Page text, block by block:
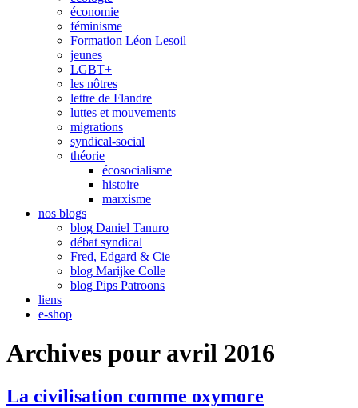
économie
féminisme
Formation Léon Lesoil
jeunes
LGBT+
les nôtres
lettre de Flandre
luttes et mouvements
migrations
syndical-social
théorie
écosocialisme
histoire
marxisme
nos blogs
blog Daniel Tanuro
débat syndical
Fred, Edgard & Cie
blog Marijke Colle
blog Pips Patroons
liens
e-shop
Archives pour avril 2016
La civilisation comme oxymore